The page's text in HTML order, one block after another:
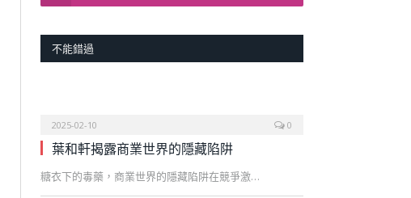
不能錯過
2025-02-10 0
葉和軒揭露商業世界的隱藏陷阱
糖衣下的毒藥，商業世界的隱藏陷阱在競爭激…